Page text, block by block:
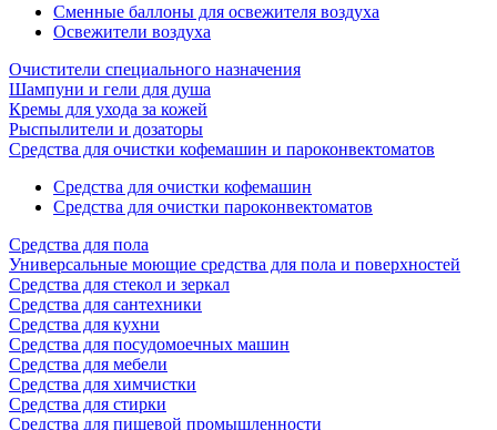
Сменные баллоны для освежителя воздуха
Освежители воздуха
Очистители специального назначения
Шампуни и гели для душа
Кремы для ухода за кожей
Рыспылители и дозаторы
Cредства для очистки кофемашин и пароконвектоматов
Средства для очистки кофемашин
Cредства для очистки пароконвектоматов
Средства для пола
Универсальные моющие средства для пола и поверхностей
Средства для стекол и зеркал
Средства для сантехники
Средства для кухни
Средства для посудомоечных машин
Средства для мебели
Средства для химчистки
Средства для стирки
Средства для пищевой промышленности